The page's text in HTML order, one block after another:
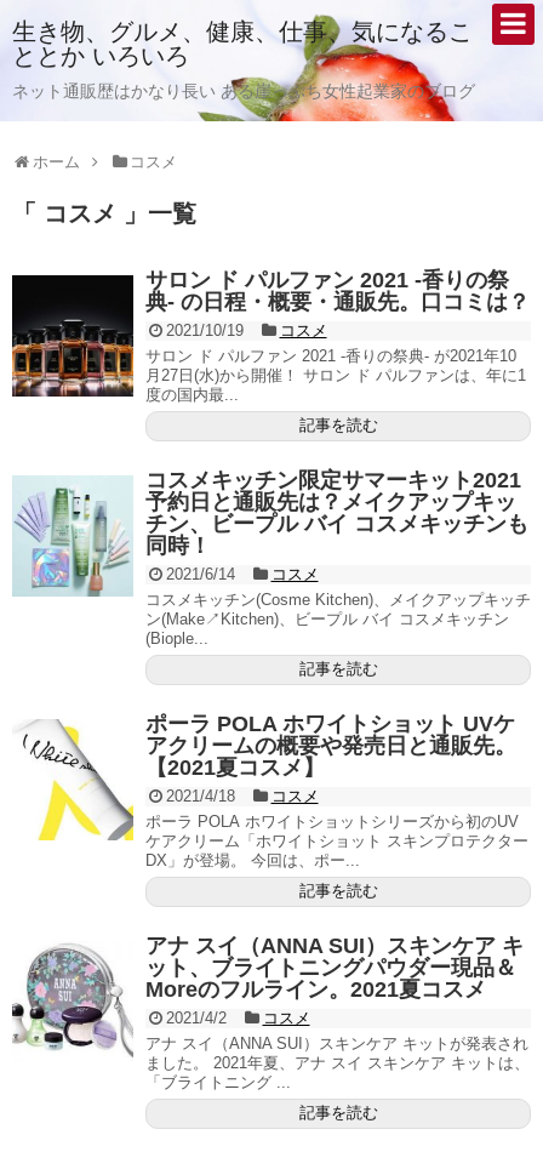
生き物、グルメ、健康、仕事、気になるこ
ととか いろいろ
ネット通販歴はかなり長い ある崖っぷち女性起業家のブログ
ホーム コスメ
「 コスメ 」一覧
サロン ド パルファン 2021 -香りの祭
典- の日程・概要・通販先。口コミは？
2021/10/19
コスメ
サロン ド パルファン 2021 -香りの祭典- が2021年10
月27日(水)から開催！ サロン ド パルファンは、年に1
度の国内最...
記事を読む
コスメキッチン限定サマーキット2021
予約日と通販先は？メイクアップキッ
チン、ビープル バイ コスメキッチンも
同時！
2021/6/14
コスメ
コスメキッチン(Cosme Kitchen)、メイクアップキッチ
ン(Make↗Kitchen)、ビープル バイ コスメキッチン
(Biople...
記事を読む
ポーラ POLA ホワイトショット UVケ
アクリームの概要や発売日と通販先。
【2021夏コスメ】
2021/4/18
コスメ
ポーラ POLA ホワイトショットシリーズから初のUV
ケアクリーム「ホワイトショット スキンプロテクター
DX」が登場。 今回は、ポー...
記事を読む
アナ スイ（ANNA SUI）スキンケア キ
ット、ブライトニングパウダー現品＆
Moreのフルライン。2021夏コスメ
2021/4/2
コスメ
アナ スイ（ANNA SUI）スキンケア キットが発表され
ました。 2021年夏、アナ スイ スキンケア キットは、
「ブライトニング ...
記事を読む